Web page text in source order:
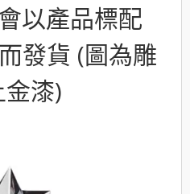
以產品標配
發貨 (圖為雕
漆)